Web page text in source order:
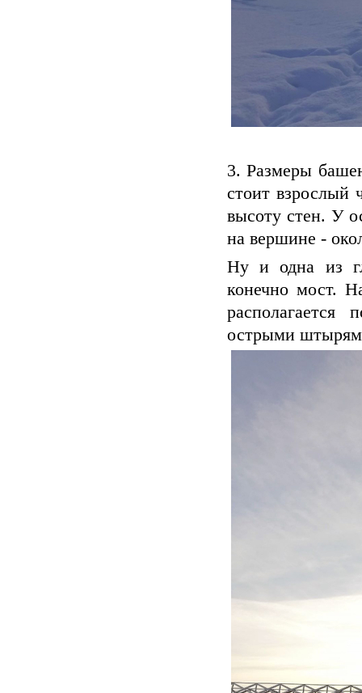
3. Размеры
стоит взрослый
высоту стен. У
на вершине -
Ну и одна из
конечно мост.
острыми